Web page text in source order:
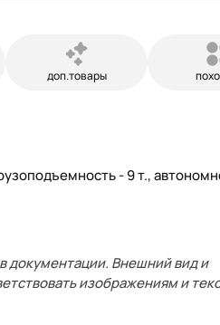
доп.товары
- 9 т.,
документации. Внешний вид и
изображениям и